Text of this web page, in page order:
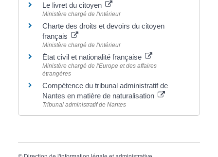
Le livret du citoyen
Ministère chargé de l'intérieur
Charte des droits et devoirs du citoyen
français
Ministère chargé de l'intérieur
État civil et nationalité française
Ministère chargé de l'Europe et des affaires
étrangères
Compétence du tribunal administratif de
Nantes en matière de naturalisation
Tribunal administratif de Nantes